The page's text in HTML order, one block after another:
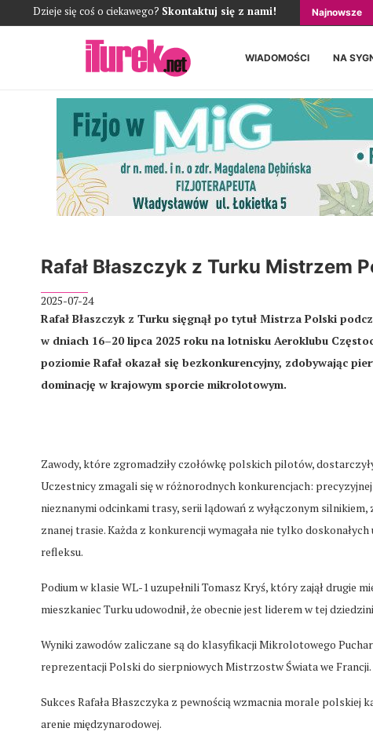
Dzieje się coś o ciekawego? Skontaktuj się z nami! Najnowsze
WIADOMOŚCI NA
Rafał Błaszczyk z Turku Mistrzem
2025-07-24
Rafał Błaszczyk z Turku sięgnął po tytuł Mistrza Polski
w dniach 16–20 lipca 2025 roku na lotnisku Aeroklubu
poziomie Rafał okazał się bezkonkurencyjny, zdobywając
dominację w krajowym sporcie mikrolotowym.
Zawody, które zgromadziły czołówkę polskich pilotów,
Uczestnicy zmagali się w różnorodnych konkurencjach:
nieznanymi odcinkami trasy, serii lądowań z wyłączonym
znanej trasie. Każda z konkurencji wymagała nie tylko
refleksu.
Podium w klasie WL-1 uzupełnili Tomasz Kryś, który zajął drugie
mieszkaniec Turku udowodnił, że obecnie jest liderem w tej
Wyniki zawodów zaliczane są do klasyfikacji Mikrolotowego
reprezentacji Polski do sierpniowych Mistrzostw Świata we Francji.
Sukces Rafała Błaszczyka z pewnością wzmacnia morale polskiej
arenie międzynarodowej.